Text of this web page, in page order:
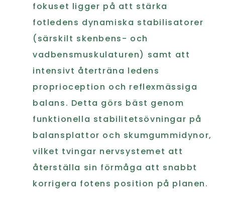
fokuset ligger på att stärka
fotledens dynamiska stabilisatorer
(särskilt skenbens- och
vadbensmuskulaturen) samt att
intensivt återträna ledens
proprioception och reflexmässiga
balans. Detta görs bäst genom
funktionella stabilitetsövningar på
balansplattor och skumgummidynor,
vilket tvingar nervsystemet att
återställa sin förmåga att snabbt
korrigera fotens position på planen.